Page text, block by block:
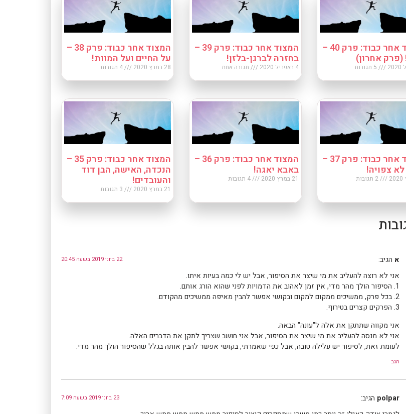
המצוד אחר כבוד: פרק 40 –
(פרק אחרון)
5 תגובות
המצוד אחר כבוד: פרק 39 –
בחזרה לברגן-בלזן!
4 באפריל 2020 תגובה אחת
המצוד אחר כבוד: פרק 38 –
על החיים ועל המוות!
28 במרץ 2020 4 תגובות
המצוד אחר כבוד: פרק 37 –
צפויה!
2 תגובות
המצוד אחר כבוד: פרק 36 –
באבא יאגה!
21 במרץ 2020 4 תגובות
המצוד אחר כבוד: פרק 35 –
הנכדה, האישה, הבן דוד
והעובדים!
21 במרץ 2020 3 תגובות
א הגיב: 22 ביוני 2019 בשעה 20:45
אני לא רוצה להעליב את מי שיצר את הסיפור, אבל יש לי כמה בעיות איתו.
1. הסיפור הולך מהר מדי, אין זמן לאהוב את הדמויות לפני שהוא הורג אותם.
2. בכל פרק, ממשיכים ממקום למקום ובקושי אפשר להבין מאיפה ממשיכים מהקודם.
3. הפרקים קצרים בטירוף.
אני מקווה שתתקן את אלה ל"עונה" הבאה.
אני לא מנסה להעליב את מי שיצר את הסיפור, אבל אני חושב שצריך לתקן את הדברים האלה.
לעומת זאת, לסיפור יש עלילה טובה, אבל כפי שאמרתי, בקושי אפשר להבין אותה בגלל שהסיפור הולך מהר מדי.
הגב
polpar הגיב: 23 ביוני 2019 בשעה 7:09